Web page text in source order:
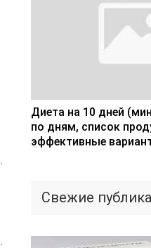
Диета на 10 дней
по дням, список
эффективные
Свежие